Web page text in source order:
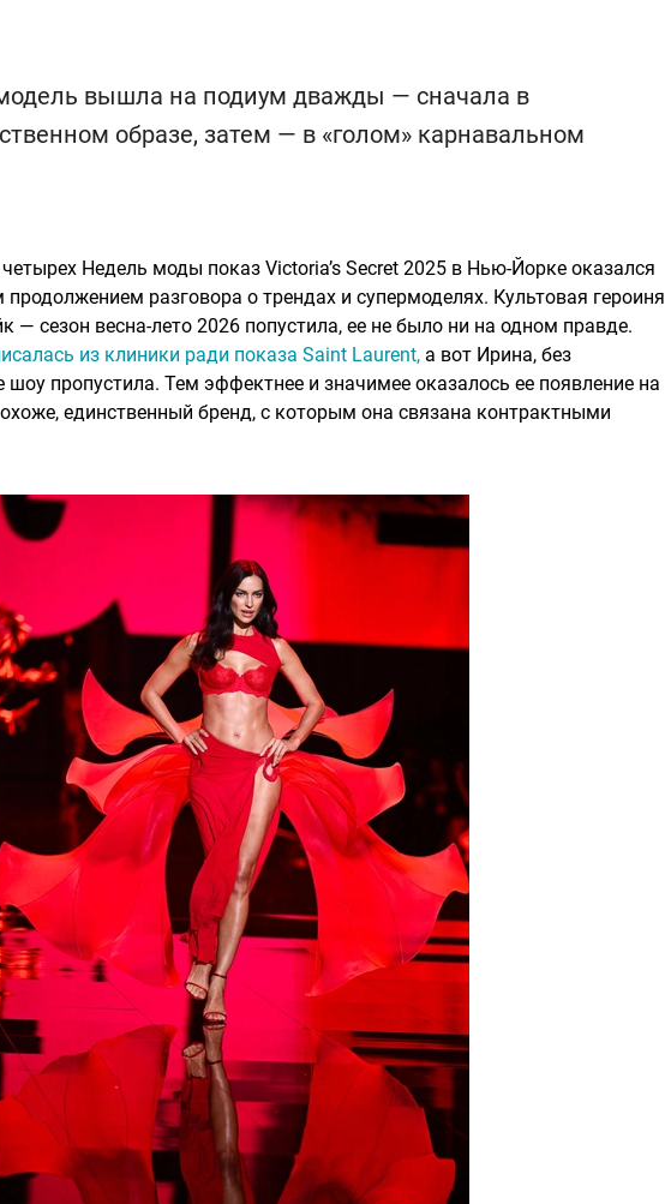
вышла на подиум дважды — сначала в
образе, затем — в «голом» карнавальном
Недель моды показ Victoria’s Secret 2025 в Нью-Йорке оказался
разговора о трендах и супермоделях. Культовая героиня
сезон весна-лето 2026 попустила, ее не было ни на одном правде.
из клиники ради показа Saint Laurent, а вот Ирина, без
шоу пропустила. Тем эффектнее и значимее оказалось ее появление на
единственный бренд, с которым она связана контрактными